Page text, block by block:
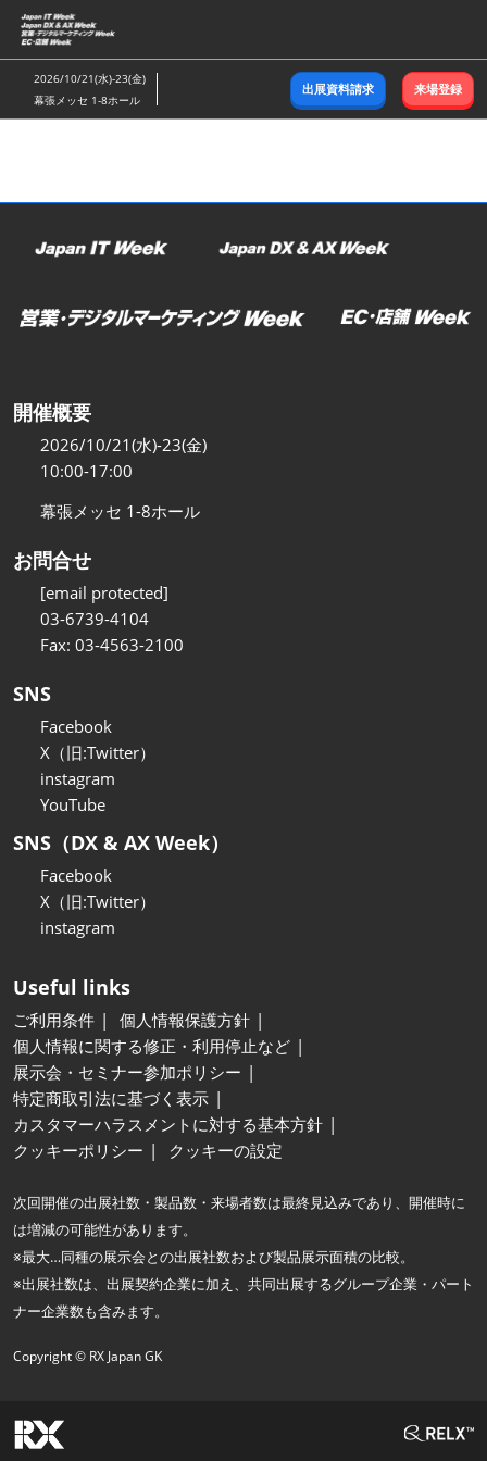
ス
キ
ッ
し
む
2026/10/21(水)-23(金)
幕張メッセ 1-8ホール
出展資料請求 来場登録
開催概要
2026/10/21(水)-23(金)
10:00-17:00
幕張メッセ 1-8ホール
お問合せ
[email protected]
03-6739-4104
Fax: 03-4563-2100
SNS
Facebook
X（旧:Twitter）
instagram
YouTube
SNS（DX & AX Week）
Facebook
X（旧:Twitter）
instagram
Useful links
ご利用条件
個人情報保護方針
個人情報に関する修正・利用停止など
展示会・セミナー参加ポリシー
特定商取引法に基づく表示
カスタマーハラスメントに対する基本方針
クッキーポリシー
クッキーの設定
次回開催の出展社数・製品数・来場者数は最終見込みであり、開催時に
は増減の可能性があります。
※最大…同種の展示会との出展社数および製品展示面積の比較。
※出展社数は、出展契約企業に加え、共同出展するグループ企業・パート
ナー企業数も含みます。
Copyright © RX Japan GK